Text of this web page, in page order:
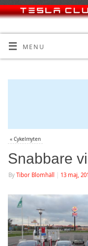
MENU
« Cykelmyten
Snabbare
By Tibor Blomhäll 13 maj,